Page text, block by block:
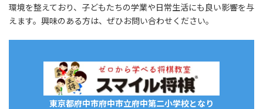
環境を整えており、子どもたちの学業や日常生活にも良い影響を与
えます。興味のある方は、ぜひお問い合わせください。
東京都府中市府中市立府中第二小学校となり